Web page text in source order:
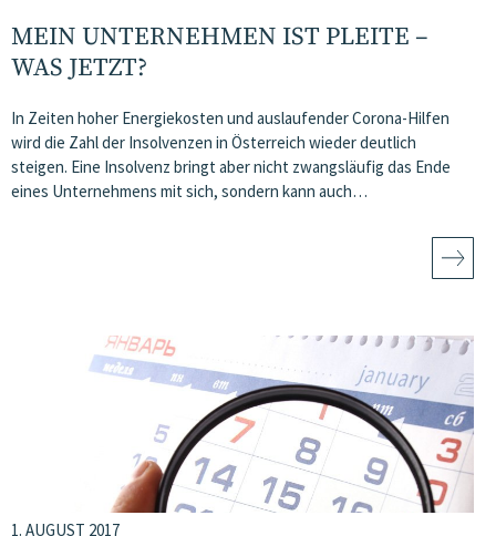
MEIN UNTERNEHMEN IST PLEITE –
WAS JETZT?
In Zeiten hoher Energiekosten und auslaufender Corona-Hilfen
wird die Zahl der Insolvenzen in Österreich wieder deutlich
steigen. Eine Insolvenz bringt aber nicht zwangsläufig das Ende
eines Unternehmens mit sich, sondern kann auch…
1. AUGUST 2017